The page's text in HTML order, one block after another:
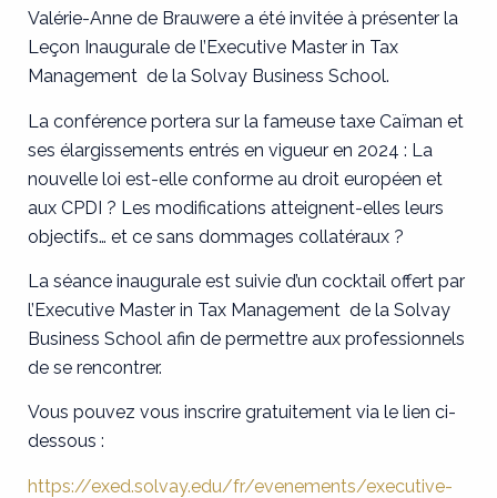
Valérie-Anne de Brauwere a été invitée à présenter la
Leçon Inaugurale de l’Executive Master in Tax
Management de la Solvay Business School.
La conférence portera sur la fameuse taxe Caïman et
ses élargissements entrés en vigueur en 2024 : La
nouvelle loi est-elle conforme au droit européen et
aux CPDI ? Les modifications atteignent-elles leurs
objectifs… et ce sans dommages collatéraux ?
La séance inaugurale est suivie d’un cocktail offert par
l’Executive Master in Tax Management de la Solvay
Business School afin de permettre aux professionnels
de se rencontrer.
Vous pouvez vous inscrire gratuitement via le lien ci-
dessous :
https://exed.solvay.edu/fr/evenements/executive-